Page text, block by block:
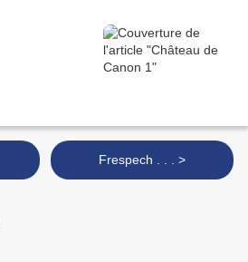
Frespech . . . >